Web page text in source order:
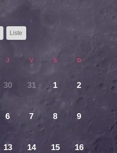
Liste
J V S D
30 31 1 2
6 7 8 9
13 14 15 16